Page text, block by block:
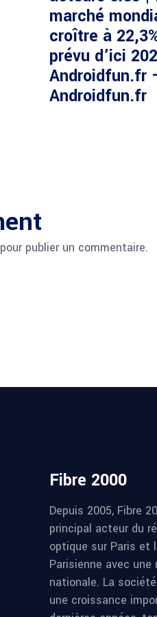
marché
croître à
prévu d’ici
Androidfun.fr
Androidfun.fr
publier un commentaire.
Fibre 2000
Depuis 2005, Fibre
principal acteur du
optique sur Paris et
Parisienne avec une
nationale. La
une croissance